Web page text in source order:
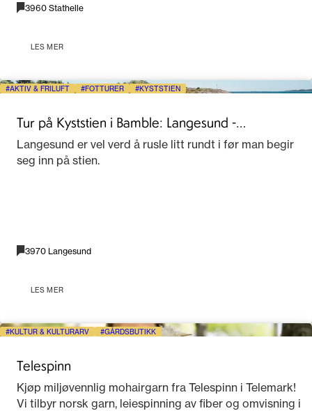
3960 Stathelle
LES MER
AKTIV & FRILUFT FOTTURER KYSTSTIEN
Tur på Kyststien i Bamble: Langesund -
Rognstranda
Langesund er vel verd å rusle litt rundt i før man begir
seg inn på stien.
3970 Langesund
LES MER
KULTUR & KULTURARV GÅRDSBUTIKK
Telespinn
Kjøp miljøvennlig mohairgarn fra Telespinn i Telemark!
Vi tilbyr norsk garn, leiespinning av fiber og omvisning i